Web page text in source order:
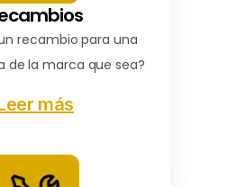
recambio para una
de la marca que sea?
más